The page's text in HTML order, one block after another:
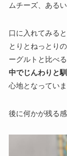
ムチーズ、ある
口に入れてみると
とりとねっとり
ーグルトと比べ
中でじんわりと
心地となっていま
後に何かが残る